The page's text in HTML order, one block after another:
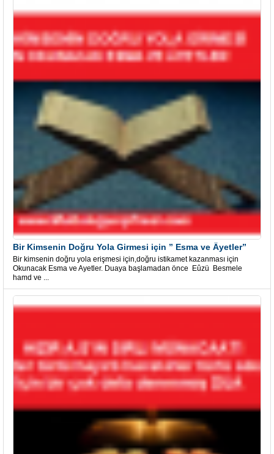
Bir Kimsenin Doğru Yola Girmesi için ” Esma ve Âyetler”
Bir kimsenin doğru yola erişmesi için,doğru istikamet kazanması için
Okunacak Esma ve Ayetler. Duaya başlamadan önce Eûzü Besmele
hamd ve ...